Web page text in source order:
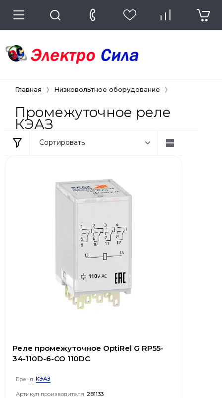
Главная Низковольтное оборудование
Промежуточное реле
КЭАЗ
Сортировать
Реле промежуточное OptiRel G RP55-
34-110D-6-CO 110DC
Бренд КЭАЗ
Артикул производителя 281133